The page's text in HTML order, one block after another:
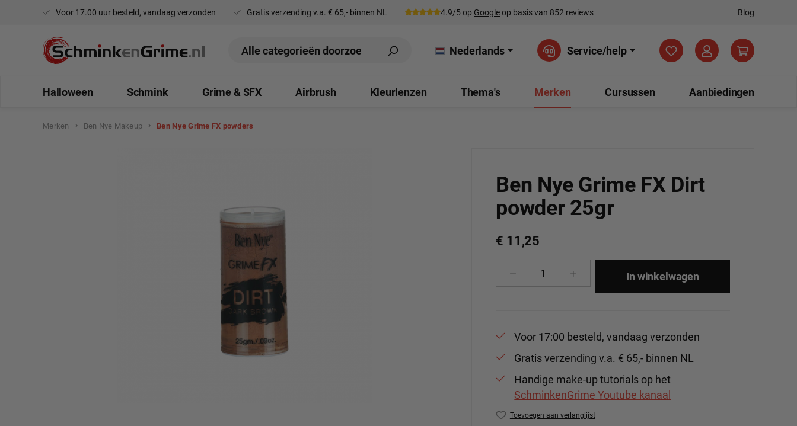
Ga naar de hoofdnavigatie
Voor 17.00 uur besteld, vandaag verzonden Gratis verzending v.a. € 65,- binnen NL 4.9/5 op Googleop basis van 852 reviews Blog
Nederlands Service/help Je hebt 0 items op je
Halloween Schmink Grime & SFX Airbrush Kleurlenzen Thema's Merken Cursussen Aanbiedingen
Merken Ben Nye Makeup Ben Nye Grime FX powders
Ben Nye Grime FX Dirt
powder 25gr
€ 11,25
Producthoeveelheid: Voer de gewenste
In winkelwagen
Voor 17:00 besteld, vandaag verzonden
Gratis verzending v.a. € 65,- binnen NL
Handige make-up tutorials op het
SchminkenGrime Youtube kanaal
Toevoegen aan verlanglijst